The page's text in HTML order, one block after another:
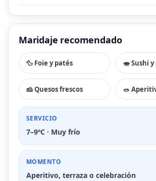
Maridaje recomendado
🦆 Foie y patés 🍣 Sushi
🧀 Quesos frescos 🥗
SERVICIO
7–9ºC · Muy frío
MOMENTO
Aperitivo, terraza o celebración